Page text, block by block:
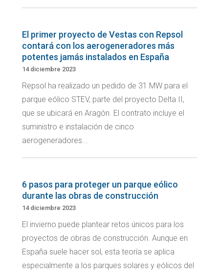
El primer proyecto de Vestas con Repsol
contará con los aerogeneradores más
potentes jamás instalados en España
14 diciembre 2023
Repsol ha realizado un pedido de 31 MW para el
parque eólico STEV, parte del proyecto Delta II,
que se ubicará en Aragón. El contrato incluye el
suministro e instalación de cinco
aerogeneradores...
6 pasos para proteger un parque eólico
durante las obras de construcción
14 diciembre 2023
El invierno puede plantear retos únicos para los
proyectos de obras de construcción. Aunque en
España suele hacer sol, esta teoría se aplica
especialmente a los parques solares y eólicos del